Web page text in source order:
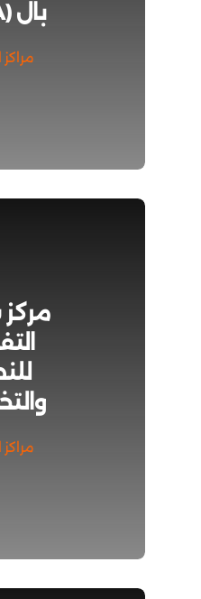
بال (ABA)
مراكز
مراكز